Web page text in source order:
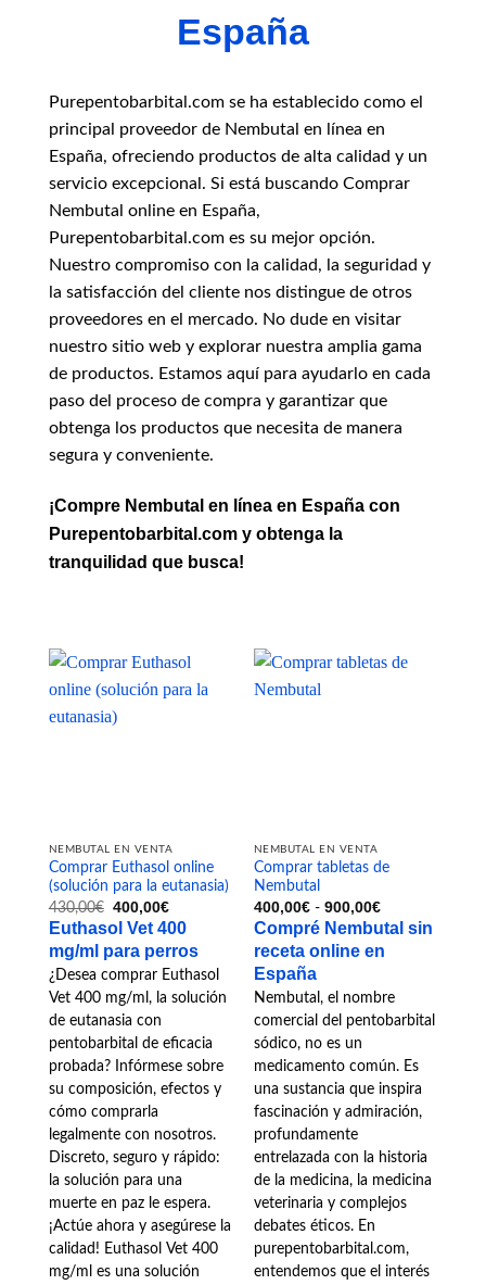
España
Purepentobarbital.com se ha establecido como el
principal proveedor de Nembutal en línea en
España, ofreciendo productos de alta calidad y un
servicio excepcional. Si está buscando Comprar
Nembutal online en España,
Purepentobarbital.com es su mejor opción.
Nuestro compromiso con la calidad, la seguridad y
la satisfacción del cliente nos distingue de otros
proveedores en el mercado. No dude en visitar
nuestro sitio web y explorar nuestra amplia gama
de productos. Estamos aquí para ayudarlo en cada
paso del proceso de compra y garantizar que
obtenga los productos que necesita de manera
segura y conveniente.
¡Compre Nembutal en línea en España con
Purepentobarbital.com y obtenga la
tranquilidad que busca!
NEMBUTAL EN VENTA
Comprar Euthasol online
(solución para la eutanasia)
430,00€ El
precio
original
era:
430,00€.
400,00€El
precio
actual
es:
400,00€.
Euthasol Vet 400
mg/ml para perros
¿Desea comprar Euthasol
Vet 400 mg/ml, la solución
de eutanasia con
pentobarbital de eficacia
probada? Infórmese sobre
su composición, efectos y
cómo comprarla
legalmente con nosotros.
Discreto, seguro y rápido:
la solución para una
muerte en paz le espera.
¡Actúe ahora y asegúrese la
calidad! Euthasol Vet 400
mg/ml es una solución
NEMBUTAL EN VENTA
Comprar tabletas de
Nembutal
400,00€ - 900,00€Rango
de
precios:
desde
400,00€
Compré Nembutal sin
receta online en
España
Nembutal, el nombre
comercial del pentobarbital
sódico, no es un
medicamento común. Es
una sustancia que inspira
fascinación y admiración,
profundamente
entrelazada con la historia
de la medicina, la medicina
veterinaria y complejos
debates éticos. En
purepentobarbital.com,
entendemos que el interés